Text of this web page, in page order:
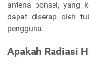
antena ponsel, yang
dapat diserap oleh
pengguna.
Apakah Radiasi